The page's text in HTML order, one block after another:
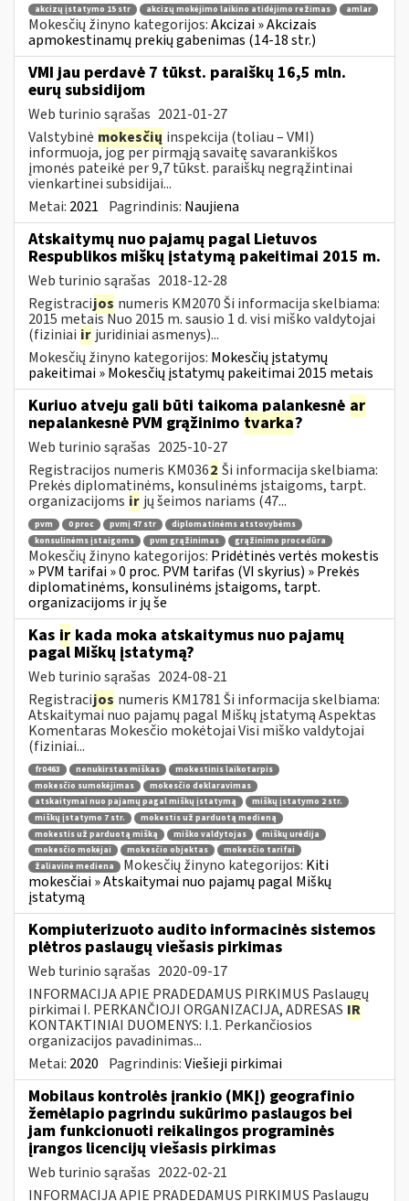
akcizų įstatymo 15 str akcizų mokėjimo laikino atidėjimo režimas amlar
Mokesčių žinyno kategorijos:Akcizai » Akcizais
apmokestinamų prekių gabenimas (14-18 str.)
VMI jau perdavė 7 tūkst. paraiškų 16,5 mln.
eurų subsidijom
Web turinio sąrašas 2021-01-27
Valstybinė mokesčių inspekcija (toliau – VMI)
informuoja, jog per pirmąją savaitę savarankiškos
įmonės pateikė per 9,7 tūkst. paraiškų negrąžintinai
vienkartinei subsidijai...
Metai: 2021 Pagrindinis: Naujiena
Atskaitymų nuo pajamų pagal Lietuvos
Respublikos miškų įstatymą pakeitimai 2015 m.
Web turinio sąrašas 2018-12-28
Registracijos numeris KM2070 Ši informacija skelbiama:
2015 metais Nuo 2015 m. sausio 1 d. visi miško valdytojai
(fiziniai ir juridiniai asmenys)...
Mokesčių žinyno kategorijos: Mokesčių įstatymų
pakeitimai » Mokesčių įstatymų pakeitimai 2015 metais
Kuriuo atveju gali būti taikoma palankesnė ar
nepalankesnė PVM grąžinimo tvarka?
Web turinio sąrašas 2025-10-27
Registracijos numeris KM0362 Ši informacija skelbiama:
Prekės diplomatinėms, konsulinėms įstaigoms, tarpt.
organizacijoms ir jų šeimos nariams (47...
pvm 0 proc pvmį 47 str
diplomatinėms atstovybėms
konsulinėms įstaigoms
pvm grąžinimas grąžinimo procedūra
Mokesčių žinyno kategorijos: Pridėtinės vertės mokestis
» PVM tarifai » 0 proc. PVM tarifas (VI skyrius) » Prekės
diplomatinėms, konsulinėms įstaigoms, tarpt.
organizacijoms ir jų še
Kas ir kada moka atskaitymus nuo pajamų
pagal Miškų įstatymą?
Web turinio sąrašas 2024-08-21
Registracijos numeris KM1781 Ši informacija skelbiama:
Atskaitymai nuo pajamų pagal Miškų įstatymą Aspektas
Komentaras Mokesčio mokėtojai Visi miško valdytojai
(fiziniai...
fr0463 nenukirstas miškas
mokestinis laikotarpis
mokesčio sumokėjimas
mokesčio deklaravimas
atskaitymai nuo pajamų pagal miškų įstatymą
miškų įstatymo 2 str.
miškų įstatymo 7 str.
mokestis už parduotą medieną
mokestis už parduotą mišką
miško valdytojas
miškų urėdija
mokesčio mokėjai
mokesčio objektas
mokesčio tarifai
žaliavinė mediena
Mokesčių žinyno kategorijos: Kiti
mokesčiai » Atskaitymai nuo pajamų pagal Miškų
įstatymą
Kompiuterizuoto audito informacinės sistemos
plėtros paslaugų viešasis pirkimas
Web turinio sąrašas 2020-09-17
INFORMACIJA APIE PRADEDAMUS PIRKIMUS Paslaugų
pirkimai I. PERKANČIOJI ORGANIZACIJA, ADRESAS IR
KONTAKTINIAI DUOMENYS: I.1. Perkančiosios
organizacijos pavadinimas...
Metai: 2020 Pagrindinis:Viešieji pirkimai
Mobilaus kontrolės įrankio (MKĮ) geografinio
žemėlapio pagrindu sukūrimo paslaugos bei
jam funkcionuoti reikalingos programinės
įrangos licencijų viešasis pirkimas
Web turinio sąrašas 2022-02-21
INFORMACIJA APIE PRADEDAMUS PIRKIMUS Paslaugų